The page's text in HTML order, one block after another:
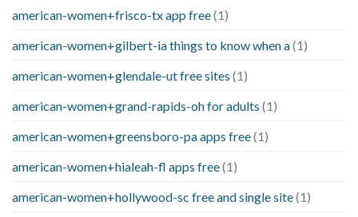
american-women+frisco-tx app free(1)
american-women+gilbert-ia things to know when a(1)
american-women+glendale-ut free sites (1)
american-women+grand-rapids-oh for adults (1)
american-women+greensboro-pa apps free(1)
american-women+hialeah-fl apps free(1)
american-women+hollywood-sc free and single site(1)